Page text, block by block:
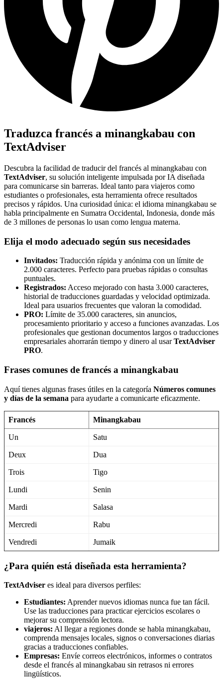
Traduzca francés a minangkabau con
TextAdviser
Descubra la facilidad de traducir del francés al minangkabau con
TextAdviser, su solución inteligente impulsada por IA diseñada
para comunicarse sin barreras. Ideal tanto para viajeros como
estudiantes o profesionales, esta herramienta ofrece resultados
precisos y rápidos. Una curiosidad única: el idioma minangkabau se
habla principalmente en Sumatra Occidental, Indonesia, donde más
de 3 millones de personas lo usan como lengua materna.
Elija el modo adecuado según sus necesidades
Invitados: Traducción rápida y anónima con un límite de
2.000 caracteres. Perfecto para pruebas rápidas o consultas
puntuales.
Registrados: Acceso mejorado con hasta 3.000 caracteres,
historial de traducciones guardadas y velocidad optimizada.
Ideal para usuarios frecuentes que valoran la comodidad.
PRO: Límite de 35.000 caracteres, sin anuncios,
procesamiento prioritario y acceso a funciones avanzadas. Los
profesionales que gestionan documentos largos o traducciones
empresariales ahorrarán tiempo y dinero al usarTextAdviser
PRO.
Frases comunes de francés a minangkabau
Aquí tienes algunas frases útiles en la categoría Números comunes
y días de la semana para ayudarte a comunicarte eficazmente.
Francés Minangkabau
Un Satu
Deux Dua
Trois Tigo
Lundi Senin
Mardi Salasa
Mercredi Rabu
Vendredi Jumaik
¿Para quién está diseñada esta herramienta?
TextAdviser es ideal para diversos perfiles:
Estudiantes: Aprender nuevos idiomas nunca fue tan fácil.
Use las traducciones para practicar ejercicios escolares o
mejorar su comprensión lectora.
viajeros: Al llegar a regiones donde se habla minangkabau,
comprenda mensajes locales, signos o conversaciones diarias
gracias a traducciones confiables.
Empresas: Envíe correos electrónicos, informes o contratos
desde el francés al minangkabau sin retrasos ni errores
lingüísticos.